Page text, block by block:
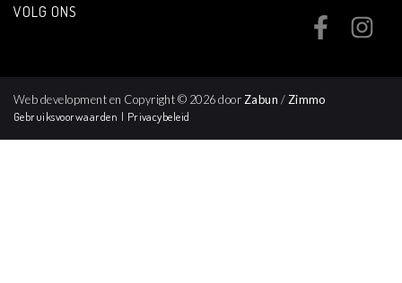
VOLG ONS
Web development en Copyright © 2026 doorZabun /Zimmo
Gebruiksvoorwaarden | Privacybeleid